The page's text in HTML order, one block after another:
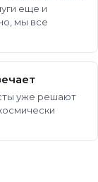
еще и
мы все
уже решают